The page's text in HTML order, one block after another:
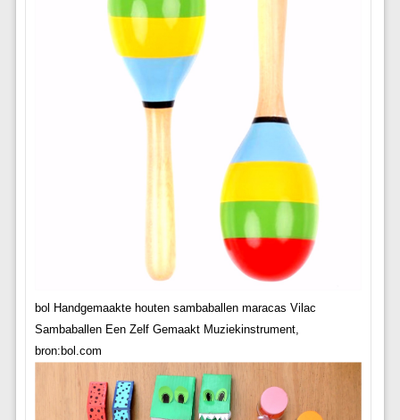
bol Handgemaakte houten sambaballen maracas Vilac
Sambaballen Een Zelf Gemaakt Muziekinstrument,
bron:bol.com